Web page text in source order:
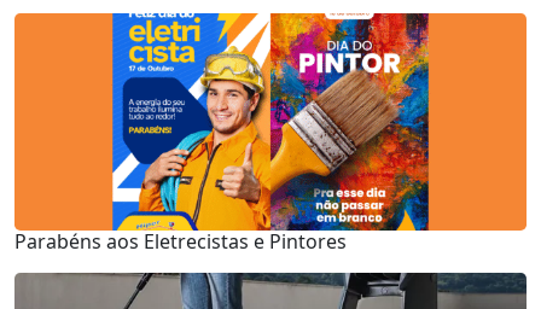
Parabéns aos Eletrecistas e Pintores